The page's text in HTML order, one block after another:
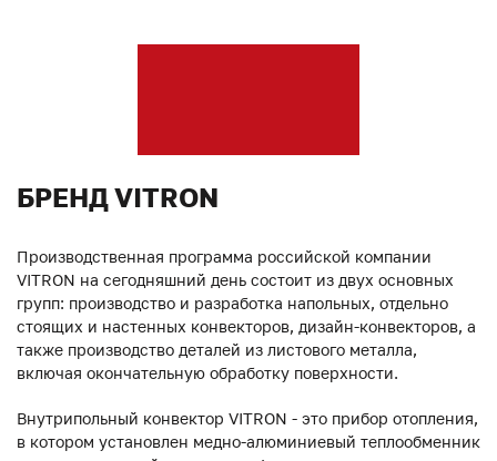
БРЕНД VITRON
Производственная программа российской компании
VITRON на сегодняшний день состоит из двух основных
групп: производство и разработка напольных, отдельно
стоящих и настенных конвекторов, дизайн-конвекторов, а
также производство деталей из листового металла,
включая окончательную обработку поверхности.
Внутрипольный конвектор VITRON - это прибор отопления,
в котором установлен медно-алюминиевый теплообменник